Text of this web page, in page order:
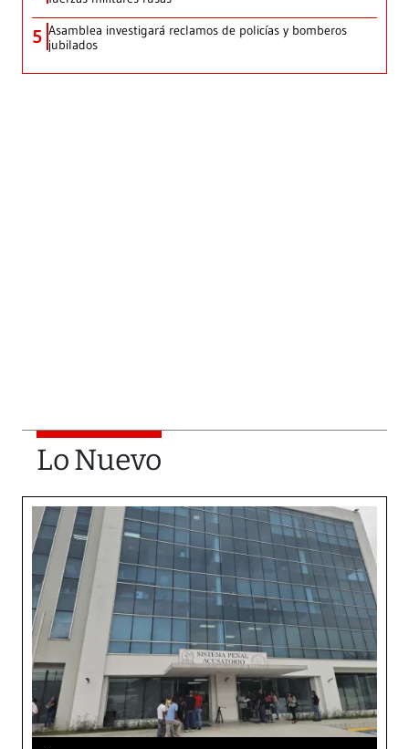
5 Asamblea investigará reclamos de policías y bomberos
jubilados
Lo Nuevo